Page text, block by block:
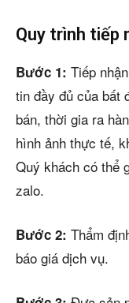
Quy trình tiếp
Bước 1: Tiếp
tin đầy đủ của bất
bán, thời gia ra
hình ảnh thực tế,
Quý khách có thể
zalo.
Bước 2: Thẩm
báo giá dịch vụ.